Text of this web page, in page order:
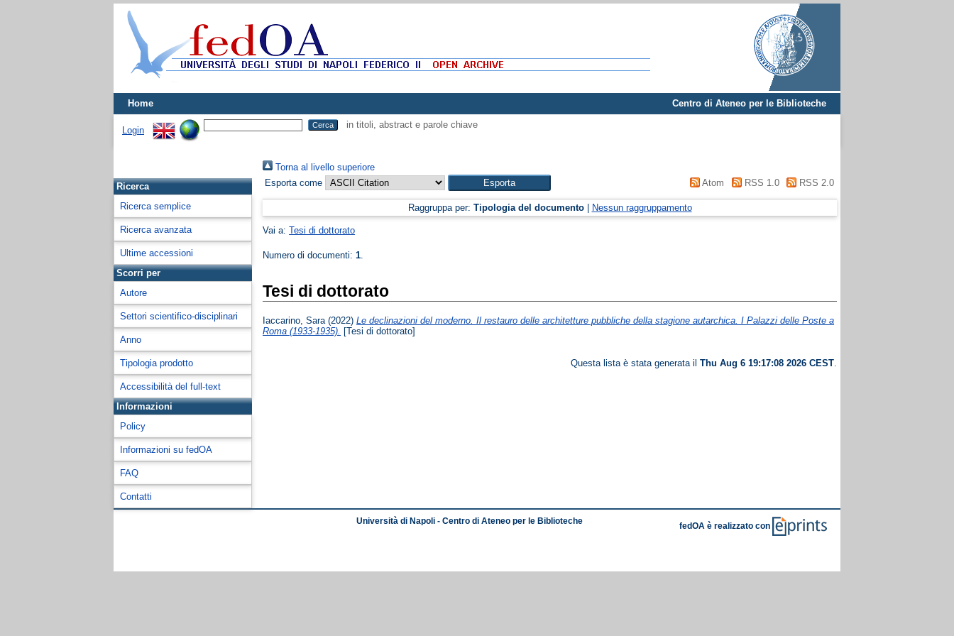
Home Centro di Ateneo per le Biblioteche
Login
in titoli, abstract e parole chiave
Ricerca
Ricerca semplice
Ricerca avanzata
Ultime accessioni
Scorri per
Autore
Settori scientifico-disciplinari
Anno
Tipologia prodotto
Accessibilità del full-text
Informazioni
Policy
Informazioni su fedOA
FAQ
Contatti
Torna al livello superiore
Esporta come
Atom RSS 1.0 RSS 2.0
Raggruppa per: Tipologia del documento| Nessun raggruppamento
Vai a:Tesi di dottorato
Numero di documenti:1.
Tesi di dottorato
Iaccarino, Sara(2022)Le declinazioni del moderno. Il restauro delle architetture pubbliche della stagione autarchica. I Palazzi delle Poste a
Roma (1933-1935). [Tesi di dottorato]
Questa lista è stata generata il Thu Aug 6 19:17:08 2026 CEST.
Università di Napoli - Centro di Ateneo per le Biblioteche
fedOA è realizzato con